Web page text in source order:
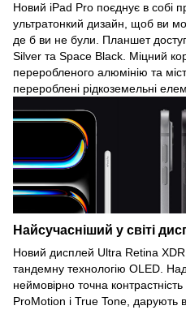
Новий iPad Pro поєднує в собі
ультратонкий дизайн, щоб ви
де б ви не були. Планшет
Silver та Space Black. Міцний
переробленого алюмінію та
перероблені рідкоземельні
Найсучасніший у світі
Новий дисплей Ultra Retina
тандемну технологію OLED.
неймовірно точна контрастність
ProMotion і True Tone, дарують